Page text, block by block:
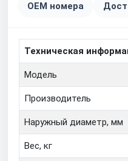
OEM номера
Техническая
Модель
Производитель
Наружный диаметр, мм
Вес, кг